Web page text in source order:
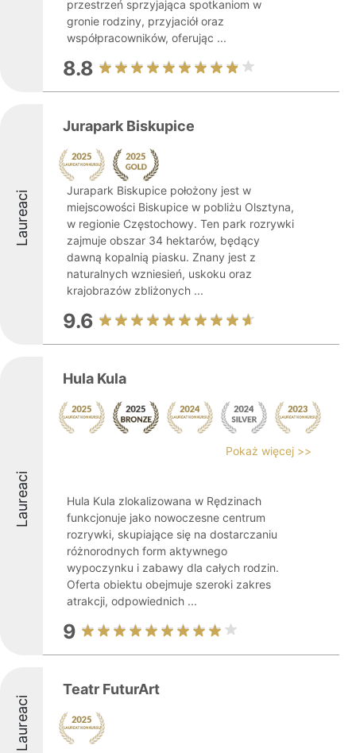
przestrzeń sprzyjająca spotkaniom w
gronie rodziny, przyjaciół oraz
współpracowników, oferując ...
8.8
Laureaci
Jurapark Biskupice
Jurapark Biskupice położony jest w
miejscowości Biskupice w pobliżu Olsztyna,
w regionie Częstochowy. Ten park rozrywki
zajmuje obszar 34 hektarów, będący
dawną kopalnią piasku. Znany jest z
naturalnych wzniesień, uskoku oraz
krajobrazów zbliżonych ...
9.6
Laureaci
Hula Kula
Pokaż więcej >>
Hula Kula zlokalizowana w Rędzinach
funkcjonuje jako nowoczesne centrum
rozrywki, skupiające się na dostarczaniu
różnorodnych form aktywnego
wypoczynku i zabawy dla całych rodzin.
Oferta obiektu obejmuje szeroki zakres
atrakcji, odpowiednich ...
9
Laureaci
Teatr FuturArt